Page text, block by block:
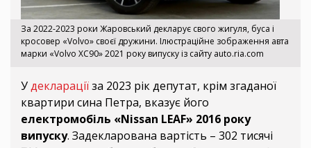
За 2022-2023 роки Жаровський декларує свого жигуля, буса і
кросовер «Volvo» своєї дружини. Ілюстраційне зображення авта
марки «Volvo XC90» 2021 року випуску із сайту auto.ria.com
Удеклараціїза 2023 рік депутат, крім згаданої
квартири сина Петра, вказує його
електромобіль «Nissan LEAF» 2016 року
випуску. Задекларована вартість – 302 тисячі